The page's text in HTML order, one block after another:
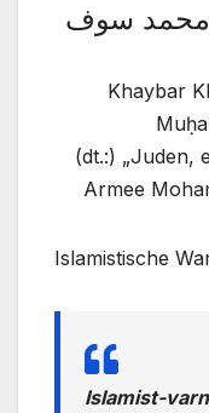
محمد سوف
Khaybar
(dt.:) „Juden,
Armee
Islamistische
Islamist-